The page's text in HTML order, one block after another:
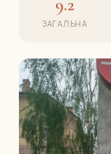
9.2
ЗАГАЛЬНА